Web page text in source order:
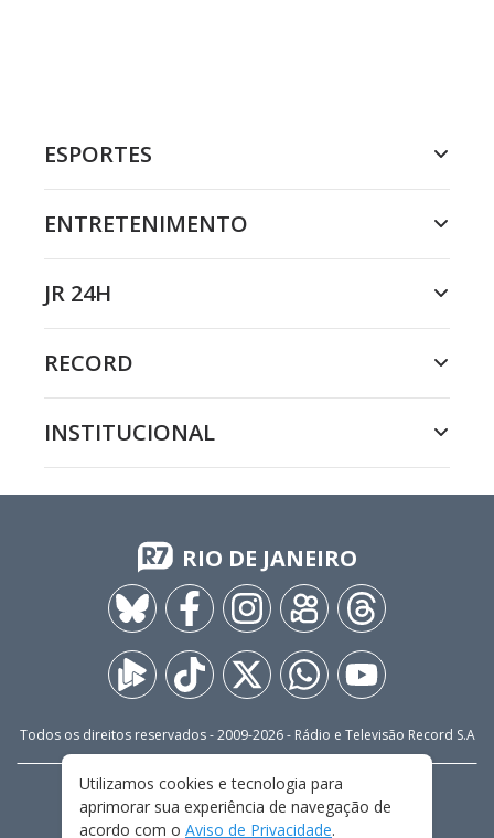
ESPORTES
ENTRETENIMENTO
JR 24H
RECORD
INSTITUCIONAL
RIO DE JANEIRO
Todos os direitos reservados - 2009-2026- Rádio e Televisão Record S.A
FALE CONOSCO
PRIVACIDADE
TERMOS E CONDIÇÕES DE USO
Utilizamos cookies e tecnologia para
aprimorar sua experiência de navegação de
acordo com o Aviso de Privacidade.